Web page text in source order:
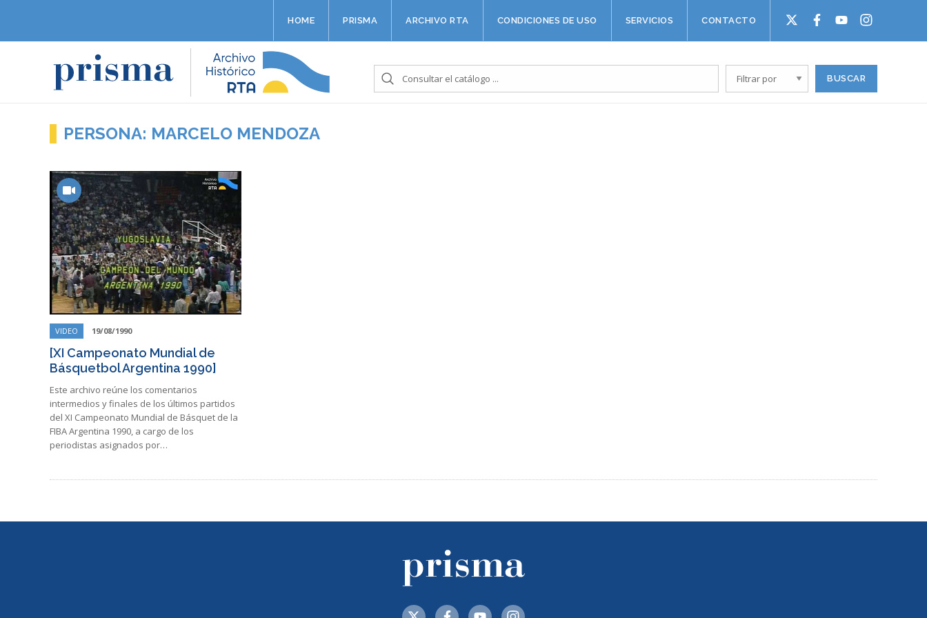
HOME PRISMA ARCHIVO RTA CONDICIONES DE USO SERVICIOS CONTACTO
PERSONA: MARCELO MENDOZA
VIDEO 19/08/1990
[XI Campeonato Mundial de
Básquetbol Argentina 1990]
Este archivo reúne los comentarios
intermedios y finales de los últimos partidos
del XI Campeonato Mundial de Básquet de la
FIBA Argentina 1990, a cargo de los
periodistas asignados por…